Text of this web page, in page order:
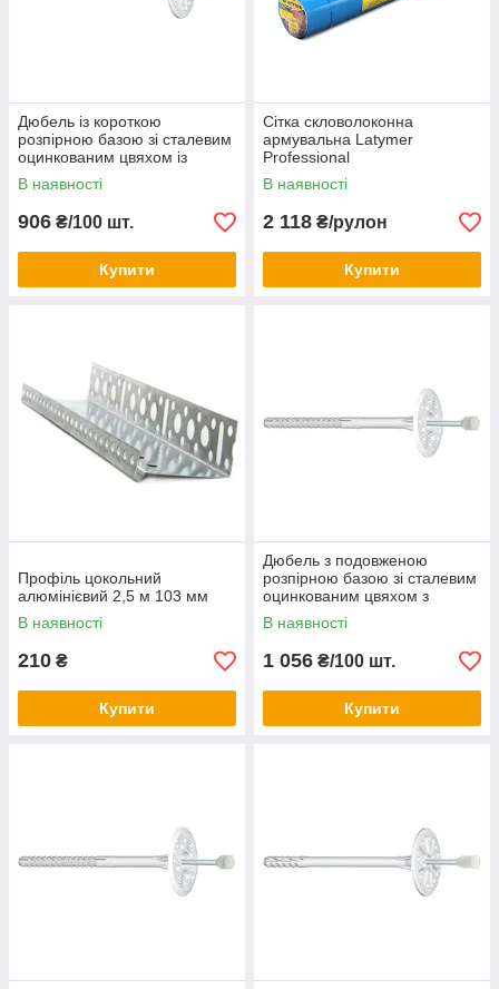
Дюбель із короткою
розпірною базою зі сталевим
оцинкованим цвяхом із
термоголовкою LMX 200
В наявності
906 ₴/100 шт.
Купити
Сітка скловолоконна
армувальна Latymer
Professional
В наявності
2 118 ₴/рулон
Купити
Профіль цокольний
алюмінієвий 2,5 м 103 мм
В наявності
210 ₴
Купити
Дюбель з подовженою
розпірною базою зі сталевим
оцинкованим цвяхом з
пластикової головкою LFM
220
В наявності
1 056 ₴/100 шт.
Купити